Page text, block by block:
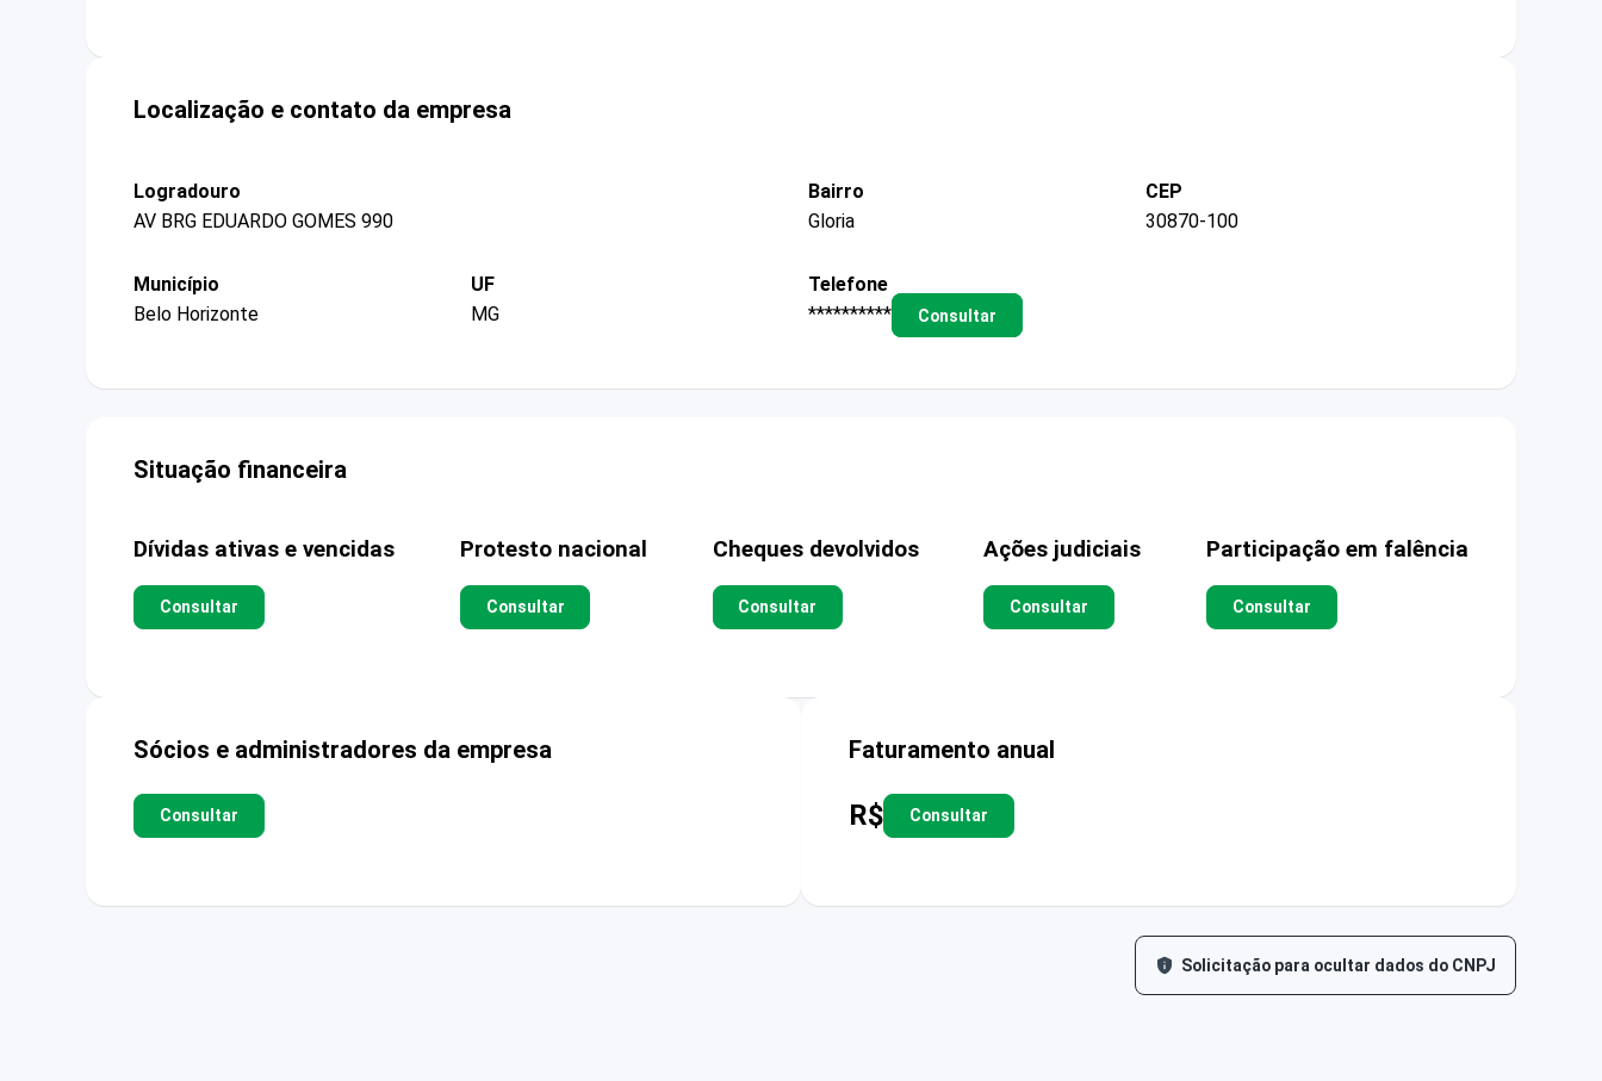
Localização e contato da empresa
Logradouro
AV BRG EDUARDO GOMES 990
Bairro
Gloria
CEP
30870-100
Município
Belo Horizonte
UF
MG
Telefone
**********
Consultar
Situação financeira
Dívidas ativas e vencidas
Consultar
Protesto nacional
Consultar
Cheques devolvidos
Consultar
Ações judiciais
Consultar
Participação em falência
Consultar
Sócios e administradores da empresa
Consultar
Faturamento anual
R$ Consultar
Solicitação para ocultar dados do CNPJ